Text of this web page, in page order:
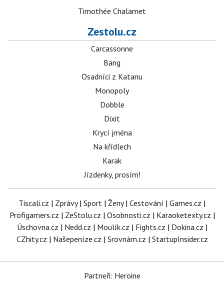
Timothée Chalamet
Zestolu.cz
Carcassonne
Bang
Osadníci z Katanu
Monopoly
Dobble
Dixit
Krycí jména
Na křídlech
Karak
Jízdenky, prosím!
Tiscali.cz | Zprávy| Sport | Ženy| Cestování | Games.cz |
Profigamers.cz | ZeStolu.cz | Osobnosti.cz | Karaoketexty.cz |
Úschovna.cz | Nedd.cz | Moulík.cz | Fights.cz | Dokina.cz |
CZhity.cz | Našepeníze.cz | Srovnám.cz | StartupInsider.cz
Partneři: Heroine